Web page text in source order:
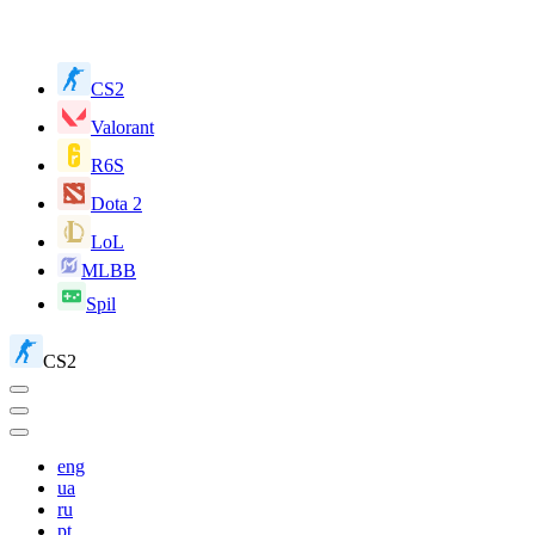
CS2
Valorant
R6S
Dota 2
LoL
MLBB
Spil
CS2
eng
ua
ru
pt